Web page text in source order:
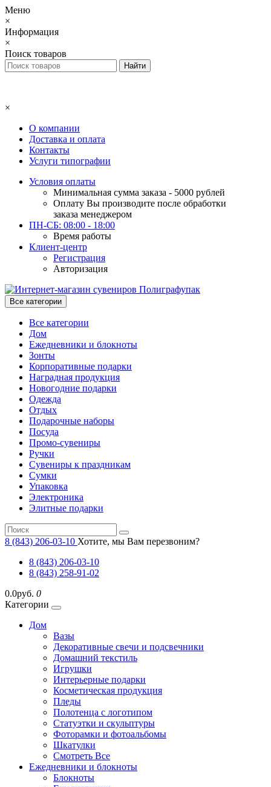
Меню
×
Информация
×
Поиск товаров
×
О компании
Доставка и оплата
Контакты
Услуги типографии
Условия оплаты
Минимальная сумма заказа - 5000 рублей
Оплату Вы производите после обработки
заказа менеджером
ПН-СБ: 08:00 - 18:00
Время работы
Клиент-центр
Регистрация
Авторизация
Все категории
Все категории
Дом
Ежедневники и блокноты
Зонты
Корпоративные подарки
Наградная продукция
Новогодние подарки
Одежда
Отдых
Подарочные наборы
Посуда
Промо-сувениры
Ручки
Сувениры к праздникам
Сумки
Упаковка
Электроника
Элитные подарки
8 (843) 206-03-10 Хотите, мы Вам перезвоним?
8 (843) 206-03-10
8 (843) 258-91-02
0.0руб. 0
Категории
Дом
Вазы
Декоративные свечи и подсвечники
Домашний текстиль
Игрушки
Интерьерные подарки
Косметическая продукция
Пледы
Полотенца с логотипом
Статуэтки и скульптуры
Фоторамки и фотоальбомы
Шкатулки
Смотреть Все
Ежедневники и блокноты
Блокноты